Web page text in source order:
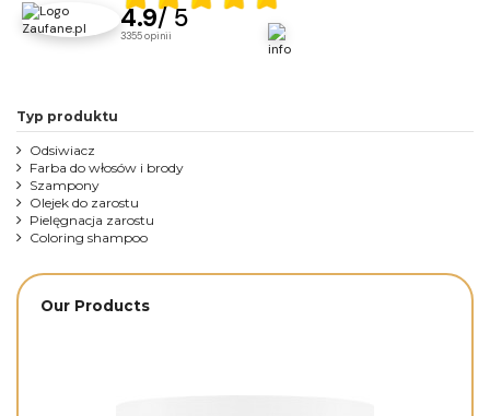
4.9/ 5
3355opinii
Typ produktu
Odsiwiacz
Farba do włosów i brody
Szampony
Olejek do zarostu
Pielęgnacja zarostu
Coloring shampoo
Our Products